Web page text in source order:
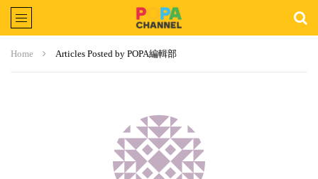
Home Articles Posted by POPA編輯部